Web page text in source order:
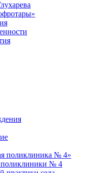
поликлиника № 4»
поликлиники № 4